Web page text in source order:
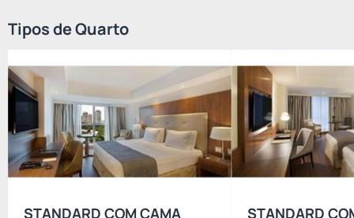
Tipos de Quarto
STANDARD COM CAMA STANDARD